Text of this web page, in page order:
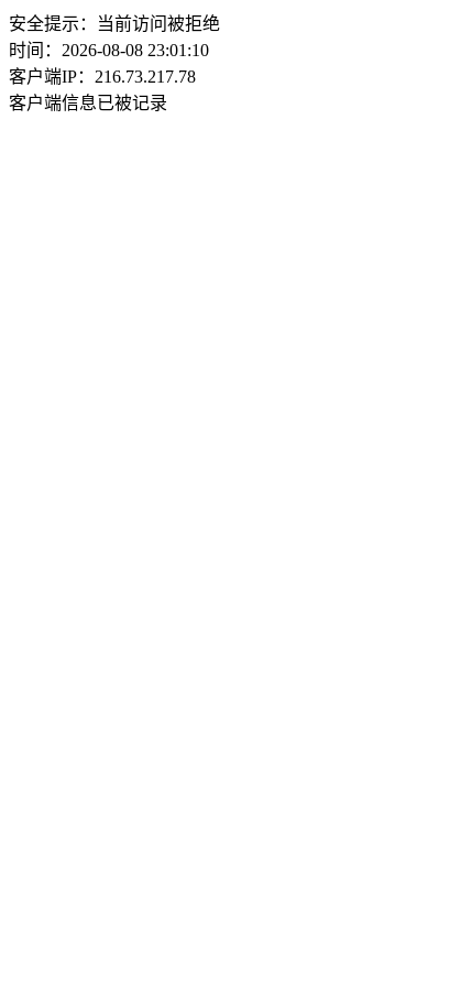
安全提示：当前访问被拒绝
时间：2026-08-08 23:01:10
客户端IP：216.73.217.78
客户端信息已被记录